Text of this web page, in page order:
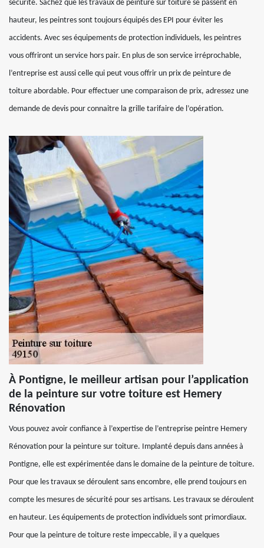
sécurité. Sachez que les travaux de peinture sur toiture se passent en
hauteur, les peintres sont toujours équipés des EPI pour éviter les
accidents. Avec ses équipements de protection individuels, les peintres
vous offriront un service hors pair. En plus de son service irréprochable,
l’entreprise est aussi celle qui peut vous offrir un prix de peinture de
toiture abordable. Pour effectuer une comparaison de prix, adressez une
demande de devis pour connaitre la grille tarifaire de l’opération.
À Pontigne, le meilleur artisan pour l’application
de la peinture sur votre toiture est Hemery
Rénovation
Vous pouvez avoir confiance à l’expertise de l’entreprise peintre Hemery
Rénovation pour la peinture sur toiture. Implanté depuis dans années à
Pontigne, elle est expérimentée dans le domaine de la peinture de toiture.
Pour que les travaux se déroulent sans encombre, elle prend toujours en
compte les mesures de sécurité pour ses artisans. Les travaux se déroulent
en hauteur. Les équipements de protection individuels sont primordiaux.
Pour que la peinture de toiture reste impeccable, il y a quelques